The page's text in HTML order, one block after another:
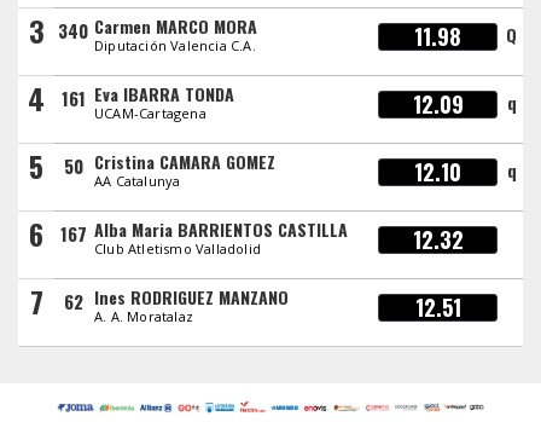
3 340 Carmen MARCO MORA
Diputación Valencia C.A. 11.98 Q
4 161 Eva IBARRA TONDA
UCAM-Cartagena 12.09 q
5 50 Cristina CAMARA GOMEZ
AA Catalunya 12.10 q
6 167 Alba Maria BARRIENTOS CASTILLA
Club Atletismo Valladolid 12.32
7 62 Ines RODRIGUEZ MANZANO
A. A. Moratalaz 12.51